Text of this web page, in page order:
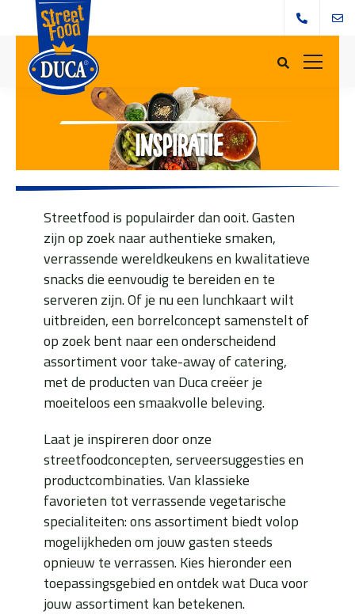
Inspiratie
Streetfood is populairder dan ooit. Gasten
zijn op zoek naar authentieke smaken,
verrassende wereldkeukens en kwalitatieve
snacks die eenvoudig te bereiden en te
serveren zijn. Of je nu een lunchkaart wilt
uitbreiden, een borrelconcept samenstelt of
op zoek bent naar een onderscheidend
assortiment voor take-away of catering,
met de producten van Duca creëer je
moeiteloos een smaakvolle beleving.
Laat je inspireren door onze
streetfoodconcepten, serveersuggesties en
productcombinaties. Van klassieke
favorieten tot verrassende vegetarische
specialiteiten: ons assortiment biedt volop
mogelijkheden om jouw gasten steeds
opnieuw te verrassen. Kies hieronder een
toepassingsgebied en ontdek wat Duca voor
jouw assortiment kan betekenen.